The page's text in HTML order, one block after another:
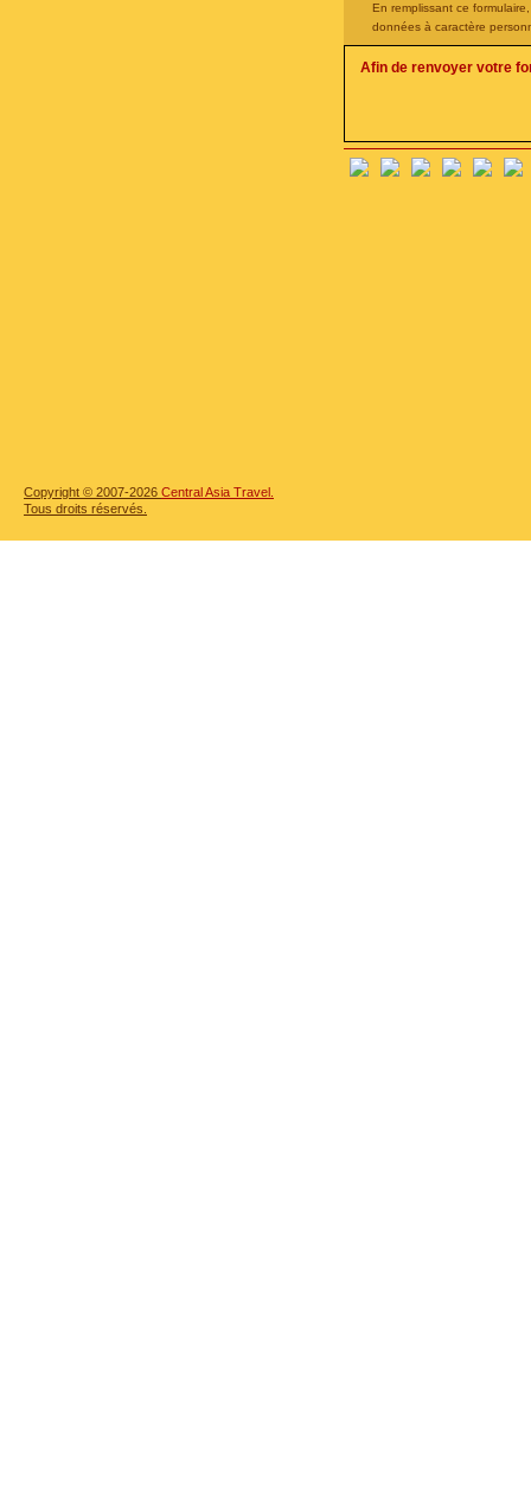
En remplissant ce
données à caractère
Afin de renvoyer votre
Copyright © 2007-2026 Central Asia Travel.
Tous droits réservés.